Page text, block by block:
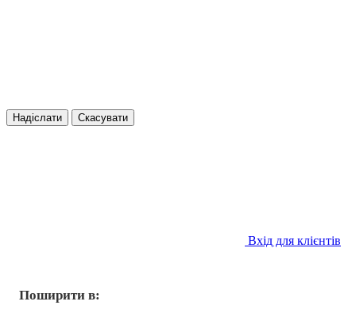
Надіслати Скасувати
Вхід для клієнтів
Поширити в: